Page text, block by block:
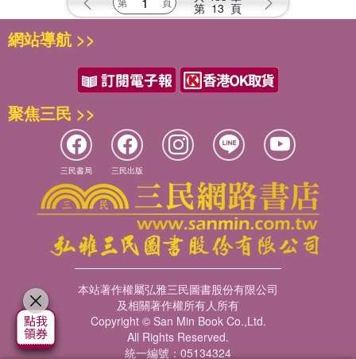
第 13 頁
網站導航 >>
聚焦三民 >>
三民書局 三民出版
本站著作權屬弘雅三民圖書股份有限公司
及相關著作權所有人所有
Copyright © San Min Book Co.,Ltd.
All Rights Reserved.
統一編號：05134324